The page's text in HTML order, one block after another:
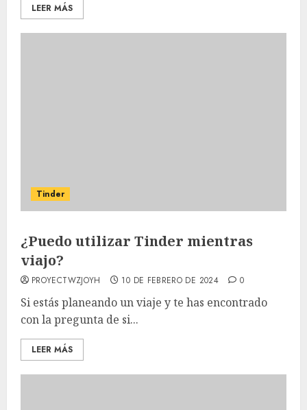
LEER MÁS
Tinder
¿Puedo utilizar Tinder mientras
viajo?
PROYECTWZJOYH 10 DE FEBRERO DE 2024 0
Si estás planeando un viaje y te has encontrado
con la pregunta de si...
LEER MÁS